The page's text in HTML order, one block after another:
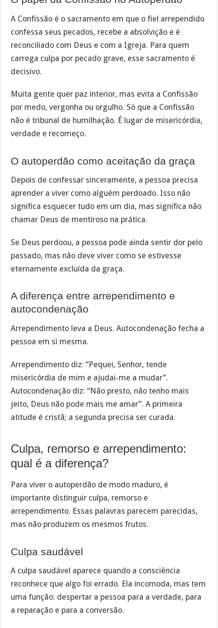
A Confissão é o sacramento em que o fiel arrependido
confessa seus pecados, recebe a absolvição e é
reconciliado com Deus e com a Igreja. Para quem
carrega culpa por pecado grave, esse sacramento é
decisivo.
Muita gente quer paz interior, mas evita a Confissão
por medo, vergonha ou orgulho. Só que a Confissão
não é tribunal de humilhação. É lugar de misericórdia,
verdade e recomeço.
O autoperdão como aceitação da graça
Depois de confessar sinceramente, a pessoa precisa
aprender a viver como alguém perdoado. Isso não
significa esquecer tudo em um dia, mas significa não
chamar Deus de mentiroso na prática.
Se Deus perdoou, a pessoa pode ainda sentir dor pelo
passado, mas não deve viver como se estivesse
eternamente excluída da graça.
A diferença entre arrependimento e
autocondenação
Arrependimento leva a Deus. Autocondenação fecha a
pessoa em si mesma.
Arrependimento diz: “Pequei, Senhor, tende
misericórdia de mim e ajudai-me a mudar”.
Autocondenação diz: “Não presto, não tenho mais
jeito, Deus não pode mais me amar”. A primeira
atitude é cristã; a segunda precisa ser curada.
Culpa, remorso e arrependimento:
qual é a diferença?
Para viver o autoperdão de modo maduro, é
importante distinguir culpa, remorso e
arrependimento. Essas palavras parecem parecidas,
mas não produzem os mesmos frutos.
Culpa saudável
A culpa saudável aparece quando a consciência
reconhece que algo foi errado. Ela incomoda, mas tem
uma função: despertar a pessoa para a verdade, para
a reparação e para a conversão.